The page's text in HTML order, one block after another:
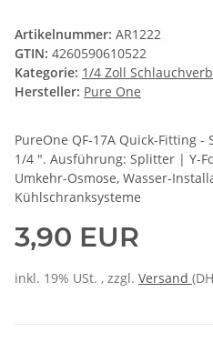
Artikelnummer: AR1222
GTIN: 4260590610522
Kategorie: 1/4 Zoll
Hersteller: Pure One
PureOne QF-17A Quick-Fitting
1/4 ". Ausführung: Splitter | Y-
Umkehr-Osmose, Wasser-
Kühlschranksysteme
3,90 EUR
inkl. 19% USt. , zzgl. Versand